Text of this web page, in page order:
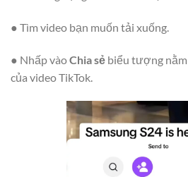
● Tìm video bạn muốn tải xuống.
● Nhấp vàoChia sẻ biểu tượng
của video TikTok.